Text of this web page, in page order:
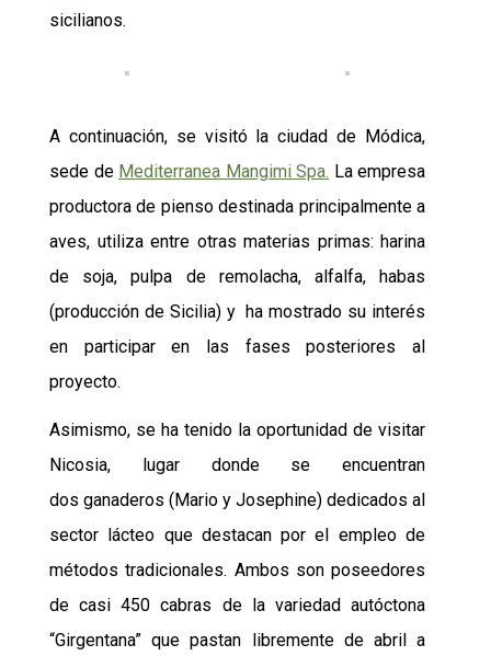
sicilianos.
A continuación, se visitó la ciudad de Módica,
sede de Mediterranea Mangimi Spa. La empresa
productora de pienso destinada principalmente a
aves, utiliza entre otras materias primas: harina
de soja, pulpa de remolacha, alfalfa, habas
(producción de Sicilia) y ha mostrado su interés
en participar en las fases posteriores al
proyecto.
Asimismo, se ha tenido la oportunidad de visitar
Nicosia, lugar donde se encuentran
dos ganaderos (Mario y Josephine) dedicados al
sector lácteo que destacan por el empleo de
métodos tradicionales. Ambos son poseedores
de casi 450 cabras de la variedad autóctona
“Girgentana” que pastan libremente de abril a